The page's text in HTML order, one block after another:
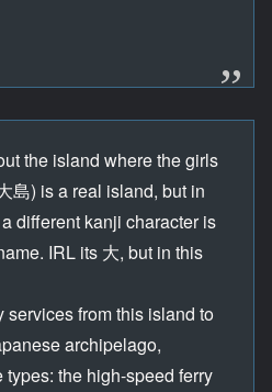
the island where the girls
島) is a real island, but in
different kanji character is
IRL its 大, but in this
services from this island to
archipelago,
the high-speed ferry